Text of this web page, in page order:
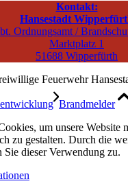
Kontakt:
Hansestadt
Ordnungsamt /
Marktplatz 1
51688 Wipperfürth
Feuerwehr
Brandmelder
um unsere Website
zu gestalten. Durch die
Sie dieser Verwendung zu.